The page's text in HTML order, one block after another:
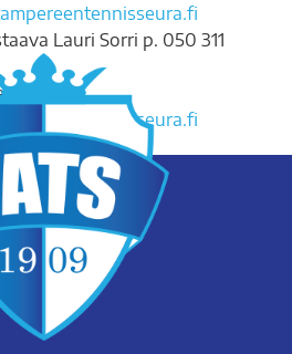
Lauri Sorri p. 050 311